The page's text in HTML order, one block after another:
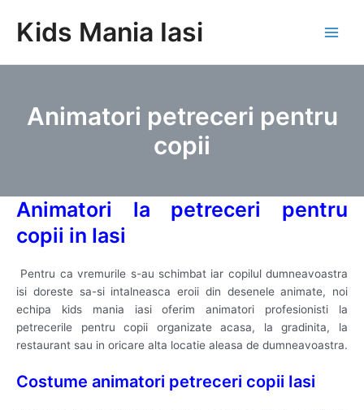
contentKids Mania Iasi
Animatori petreceri pentru
copii
Animatori la petreceri pentru
copii in Iasi
Pentru ca vremurile s-au schimbat iar copilul dumneavoastra
isi doreste sa-si intalneasca eroii din desenele animate, noi
echipa kids mania iasi oferim animatori profesionisti la
petrecerile pentru copii organizate acasa, la gradinita, la
restaurant sau in oricare alta locatie aleasa de dumneavoastra.
Costume animatori petreceri copii Iasi